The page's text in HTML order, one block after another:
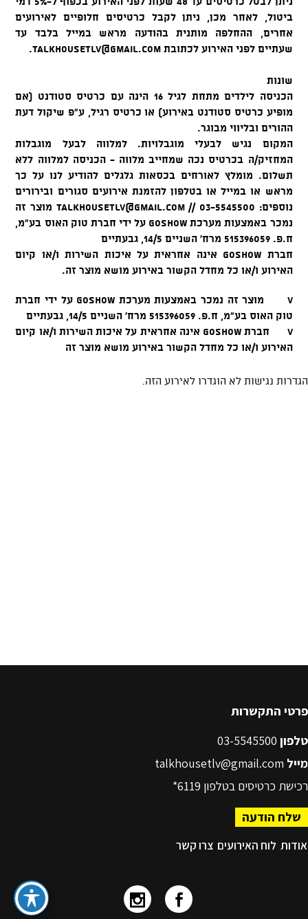
פרטי התקשרות
טלפון
מייל talkhousetlv@gmail.com
רכישת כרטיסים בטלפון 6119*
שלח הודעה
אודות לוח האירועים צרו קשר